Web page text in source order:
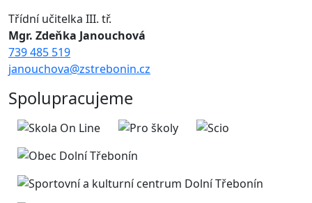
Třídní učitelka III. tř.
Mgr. Zdeňka Janouchová
739 485 519
janouchova@zstrebonin.cz
Spolupracujeme